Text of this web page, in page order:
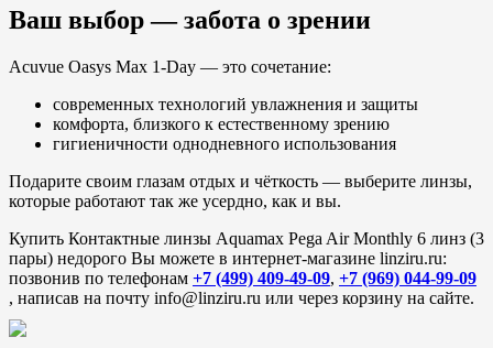
Ваш выбор — забота о зрении
Acuvue Oasys Max 1-Day — это сочетание:
современных технологий увлажнения и защиты
комфорта, близкого к естественному зрению
гигиеничности однодневного использования
Подарите своим глазам отдых и чёткость — выберите линзы,
которые работают так же усердно, как и вы.
Купить Контактные линзы Aquamax Pega Air Monthly 6 линз (3
пары) недорого Вы можете в интернет-магазине linziru.ru:
позвонив по телефонам +7 (499) 409-49-09, +7 (969) 044-99-09
, написав на почту info@linziru.ru или через корзину на сайте.